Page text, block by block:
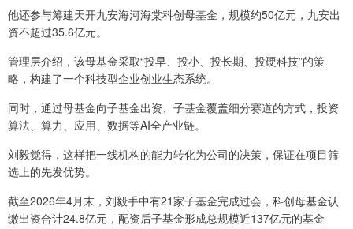
他还参与筹建天开九安海河海棠科创母基金，规模约50亿元，九安出
资不超过35.6亿元。
管理层介绍，该母基金采取“投早、投小、投长期、投硬科技”的策
略，构建了一个科技型企业创业生态系统。
同时，通过母基金向子基金出资、子基金覆盖细分赛道的方式，投资
算法、算力、应用、数据等AI全产业链。
刘毅觉得，这样把一线机构的能力转化为公司的决策，保证在项目筛
选上的先发优势。
截至2026年4月末，刘毅手中有21家子基金完成过会，科创母基金认
缴出资合计24.8亿元，配资后子基金形成总规模近137亿元的基金